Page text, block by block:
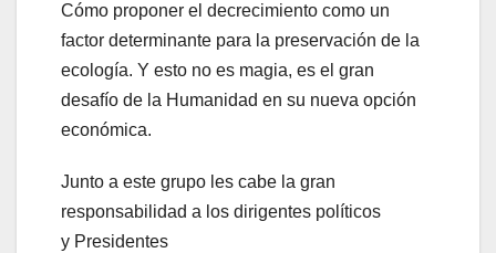
Cómo proponer el decrecimiento como un
factor determinante para la preservación de la
ecología. Y esto no es magia, es el gran
desafío de la Humanidad en su nueva opción
económica.
Junto a este grupo les cabe la gran
responsabilidad a los dirigentes políticos
y Presidentes